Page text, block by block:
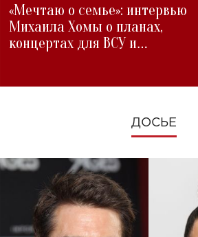
«Мечтаю о семье»: интервью
Михаила Хомы о планах,
концертах для ВСУ и
ДОСЬЕ